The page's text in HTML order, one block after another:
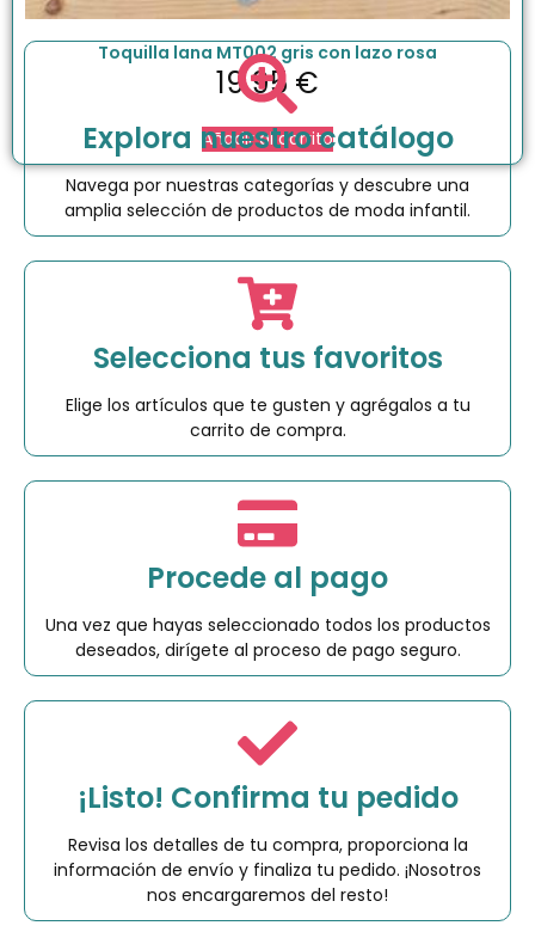
Toquilla lana MT002 gris con lazo rosa
19.95 €
Añadir al carrito
Explora nuestro catálogo
Navega por nuestras categorías y descubre una
amplia selección de productos de moda infantil.
Selecciona tus favoritos
Elige los artículos que te gusten y agrégalos a tu
carrito de compra.
Procede al pago
Una vez que hayas seleccionado todos los productos
deseados, dirígete al proceso de pago seguro.
¡Listo! Confirma tu pedido
Revisa los detalles de tu compra, proporciona la
información de envío y finaliza tu pedido. ¡Nosotros
nos encargaremos del resto!